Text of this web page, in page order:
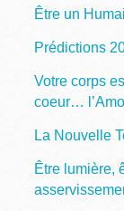
Être un
Prédictions
Votre corps
coeur…
La Nouvelle
Être lumière,